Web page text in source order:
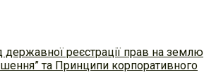
державної реєстрації прав на землю
та Принципи корпоративного